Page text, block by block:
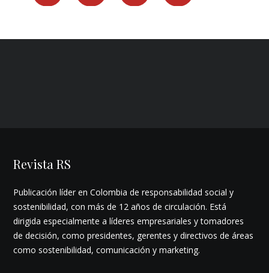
Revista RS
Publicación líder en Colombia de responsabilidad social y
sostenibilidad, con más de 12 años de circulación. Está
dirigida especialmente a líderes empresariales y tomadores
de decisión, como presidentes, gerentes y directivos de áreas
como sostenibilidad, comunicación y marketing.